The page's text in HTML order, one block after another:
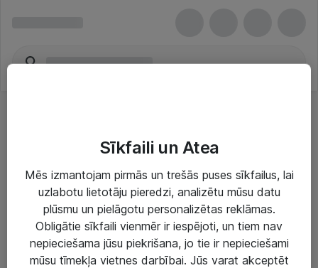
Risinājumi & Pakalpojumi
IT serviss un atbalsts
IT infrastruktūra
Sīkfaili un Atea
Mēs izmantojam pirmās un trešās puses sīkfailus, lai
uzlabotu lietotāju pieredzi, analizētu mūsu datu
plūsmu un pielāgotu personalizētas reklāmas.
Obligātie sīkfaili vienmēr ir iespējoti, un tiem nav
nepieciešama jūsu piekrišana, jo tie ir nepieciešami
mūsu tīmekļa vietnes darbībai. Jūs varat akceptēt